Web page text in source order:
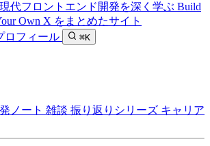
現代フロントエンド開発を深く学ぶ Build
Own X をまとめたサイト
ロフィール ⌘K
ノート 雑談 振り返りシリーズ キャリア